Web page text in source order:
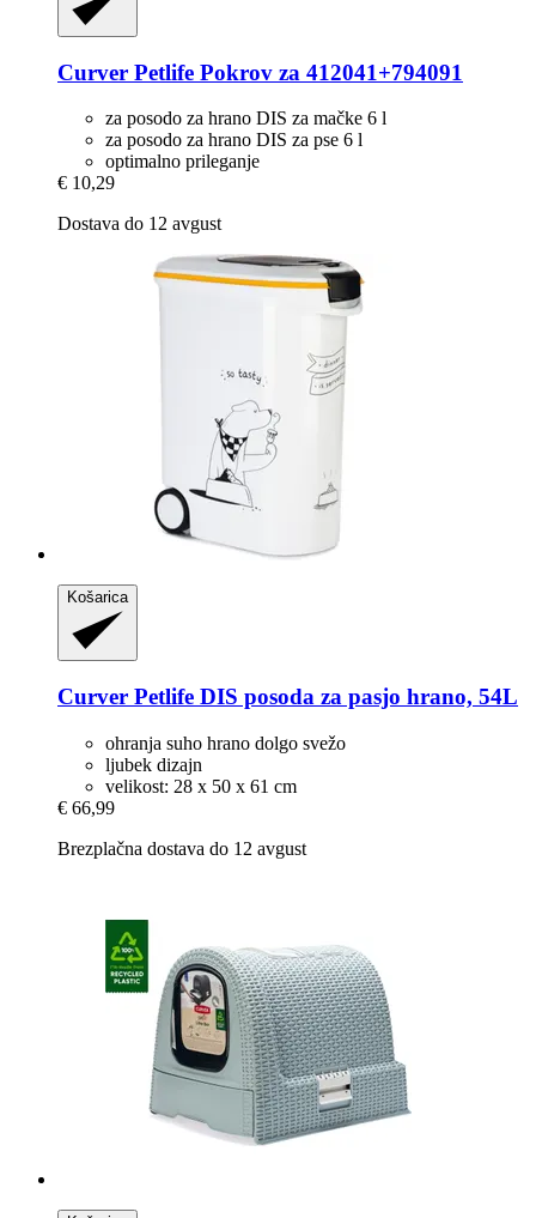
Curver Petlife Pokrov za 412041+794091
za posodo za hrano DIS za mačke 6 l
za posodo za hrano DIS za pse 6 l
optimalno prileganje
€ 10,29
Dostava do 12 avgust
Košarica
Curver Petlife DIS posoda za pasjo hrano, 54L
ohranja suho hrano dolgo svežo
ljubek dizajn
velikost: 28 x 50 x 61 cm
€ 66,99
Brezplačna dostava do 12 avgust